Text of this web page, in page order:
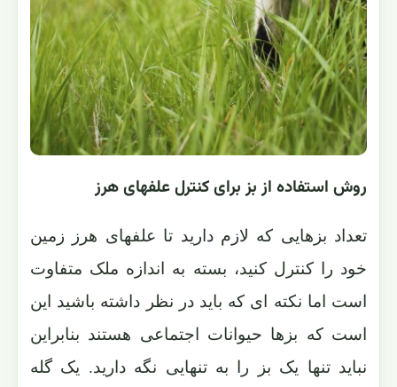
روش استفاده از بز برای کنترل علفهای هرز
تعداد بزهایی که لازم دارید تا علفهای هرز زمین
خود را کنترل کنید، بسته به اندازه ملک متفاوت
است اما نکته ای که باید در نظر داشته باشید این
است که بزها حیوانات اجتماعی هستند بنابراین
نباید تنها یک بز را به تنهایی نگه دارید. یک گله